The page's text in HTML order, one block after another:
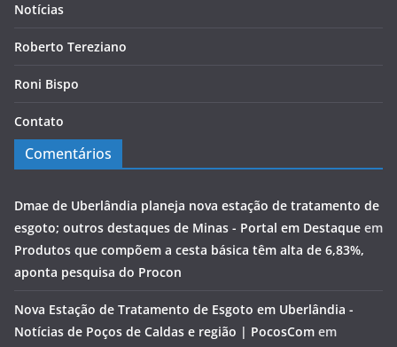
Notícias
Roberto Tereziano
Roni Bispo
Contato
Comentários
Dmae de Uberlândia planeja nova estação de tratamento de
esgoto; outros destaques de Minas - Portal em Destaque em
Produtos que compõem a cesta básica têm alta de 6,83%,
aponta pesquisa do Procon
Nova Estação de Tratamento de Esgoto em Uberlândia -
Notícias de Poços de Caldas e região | PocosCom em